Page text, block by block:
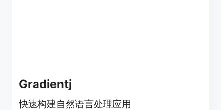
Gradientj
快速构建自然语言处理应用